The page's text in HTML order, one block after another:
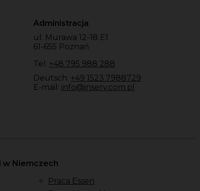
Administracja
ul. Murawa 12-18 E1
61-655 Poznań
Tel: +48 795 988 288
Deutsch: +49 1523 7988729
E-mail: info@inserv.com.pl
w Niemczech
Praca Essen